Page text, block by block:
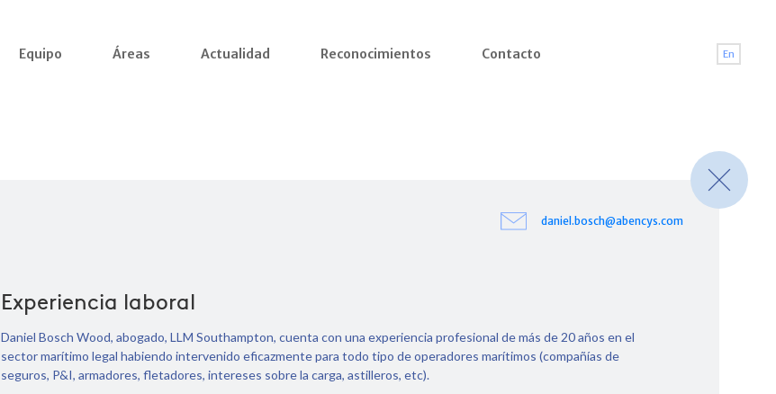
Equipo Áreas Actualidad Reconocimientos Contacto En
daniel.bosch@abencys.com
Experiencia laboral
Daniel Bosch Wood, abogado, LLM Southampton, cuenta con una experiencia profesional de más de 20 años en el
sector marítimo legal habiendo intervenido eficazmente para todo tipo de operadores marítimos (compañías de
seguros, P&I, armadores, fletadores, intereses sobre la carga, astilleros, etc).